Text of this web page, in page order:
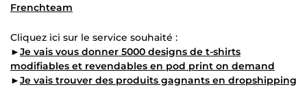
Frenchteam
Cliquez ici sur le service souhaité :
►Je vais vous donner 5000 designs de t-shirts
modifiables et revendables en pod print on demand
►Je vais trouver des produits gagnants en dropshipping